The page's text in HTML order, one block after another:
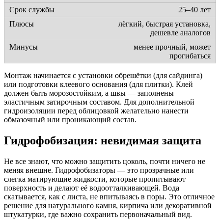
25–40 лет
лёгкий, быстрая установка,
дешевле аналогов
менее прочный, может
прогибаться
Монтаж начинается с установки обрешётки (для сайдинга)
или подготовки клеевого основания (для плитки). Клей
должен быть морозостойким, а швы — заполнены
эластичным затирочным составом. Для дополнительной
гидроизоляции перед облицовкой желательно нанести
обмазочный или проникающий состав.
Гидрофобизация: невидимая защита
Не все знают, что можно защитить цоколь, почти ничего не
меняя внешне. Гидрофобизаторы — это прозрачные или
слегка матирующие жидкости, которые пропитывают
поверхность и делают её водоотталкивающей. Вода
скатывается, как с листа, не впитываясь в поры. Это отличное
решение для натурального камня, кирпича или декоративной
штукатурки, где важно сохранить первоначальный вид.